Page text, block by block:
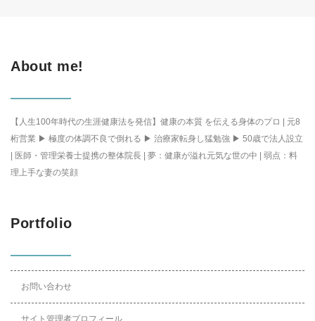
About me!
【人生100年時代の生涯健康法を発信】健康の本質 を伝える身体のプロ | 元8
桁営業 ▶ 極度の体調不良で倒れる ▶ 治療家転身し猛勉強 ▶ 50歳で法人設立
| 医師・管理栄養士提携の整体院長 | 夢：健康が溢れ元気な世の中 | 弱点：料
理上手な妻の笑顔
Portfolio
お問い合わせ